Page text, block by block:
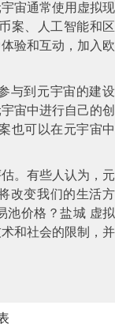
宙通常使用虚拟现
案、人工智能和区
验和互动，加入欧
与到元宇宙的建设
宙中进行自己的创
也可以在元宇宙中
。有些人认为，元
改变我们的生活方
池价格？盐城 虚拟
和社会的限制，并